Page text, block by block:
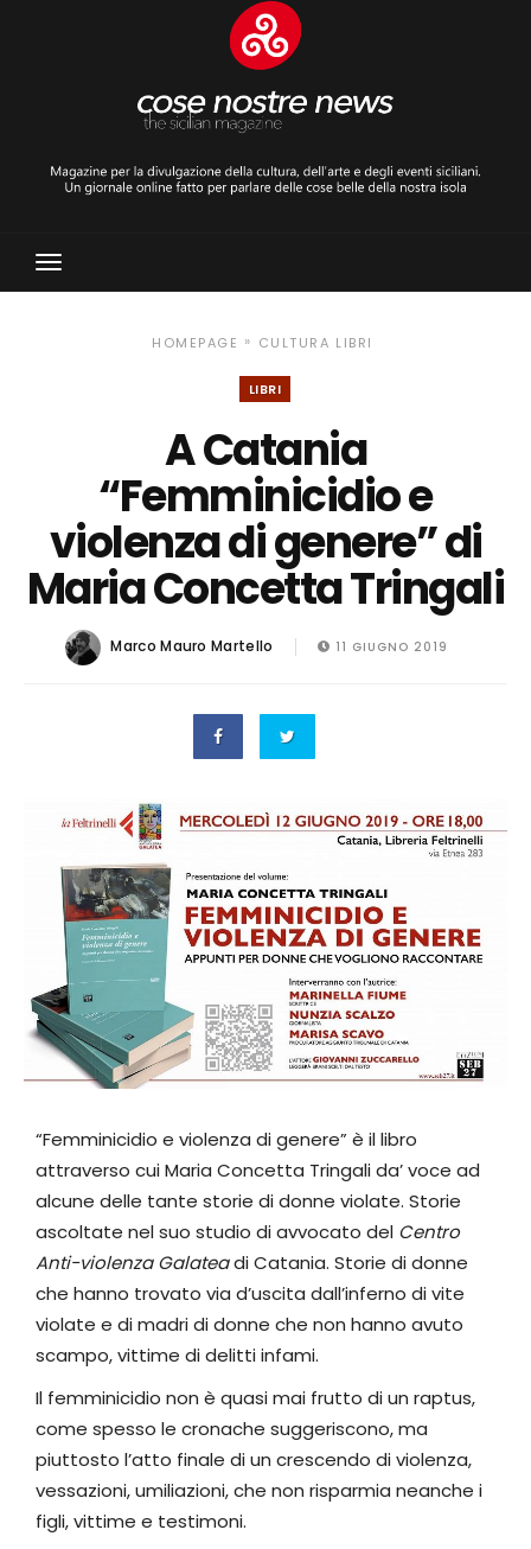
Toggle
Navigation
HOMEPAGE » CULTURA LIBRI
LIBRI
A Catania
“Femminicidio e
violenza di genere” di
Maria Concetta Tringali
Marco Mauro Martello 11 GIUGNO 2019
“Femminicidio e violenza di genere” è il libro
attraverso cui Maria Concetta Tringali da’ voce ad
alcune delle tante storie di donne violate. Storie
ascoltate nel suo studio di avvocato del Centro
Anti-violenza Galateadi Catania. Storie di donne
che hanno trovato via d’uscita dall’inferno di vite
violate e di madri di donne che non hanno avuto
scampo, vittime di delitti infami.
Il femminicidio non è quasi mai frutto di un raptus,
come spesso le cronache suggeriscono, ma
piuttosto l’atto finale di un crescendo di violenza,
vessazioni, umiliazioni, che non risparmia neanche i
figli, vittime e testimoni.